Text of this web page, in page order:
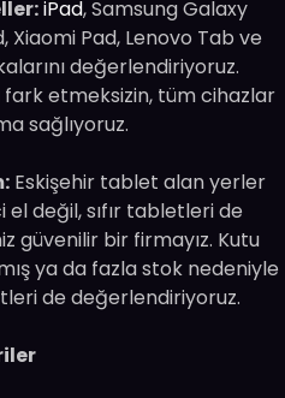
iPad, Samsung Galaxy
Xiaomi Pad, Lenovo Tab ve
değerlendiriyoruz.
fark etmeksizin, tüm cihazlar
sağlıyoruz.
Eskişehir tablet alan yerler
el değil, sıfır tabletleri de
güvenilir bir firmayız. Kutu
ya da fazla stok nedeniyle
de değerlendiriyoruz.